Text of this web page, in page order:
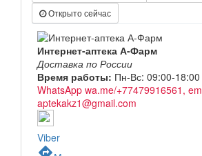
Открыто сейчас
Интернет-аптека А-Фарм
Доставка по России
Время работы: Пн-Вс: 09:00-18:00
WhatsApp wa.me/+77479916561,
aptekakz1@gmail.com
Viber
directions